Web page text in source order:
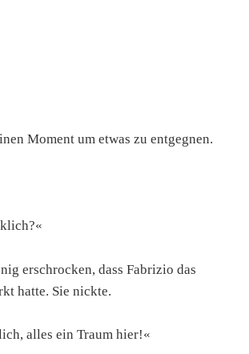
Moment um etwas zu entgegnen.
erschrocken, dass Fabrizio das
hatte. Sie nickte.
alles ein Traum hier!«